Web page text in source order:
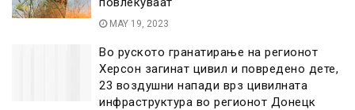
MAY 19, 2023
Во руското гранатирање на регионот
Херсон загинат цивил и повредено дете,
23 воздушни напади врз цивилната
инфраструктура во регионот Донецк